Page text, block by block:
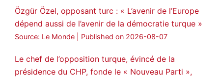
🔗https://medyanews.rs/h4lwBwQ
3 2 Twitter
Voir plus...
Özgür Özel, opposant turc : « L’avenir de l’Europe
dépend aussi de l’avenir de la démocratie turque »
Source: Le Monde Published on 2026-08-07
Le chef de l’opposition turque, évincé de la
présidence du CHP, fonde le « Nouveau Parti »,